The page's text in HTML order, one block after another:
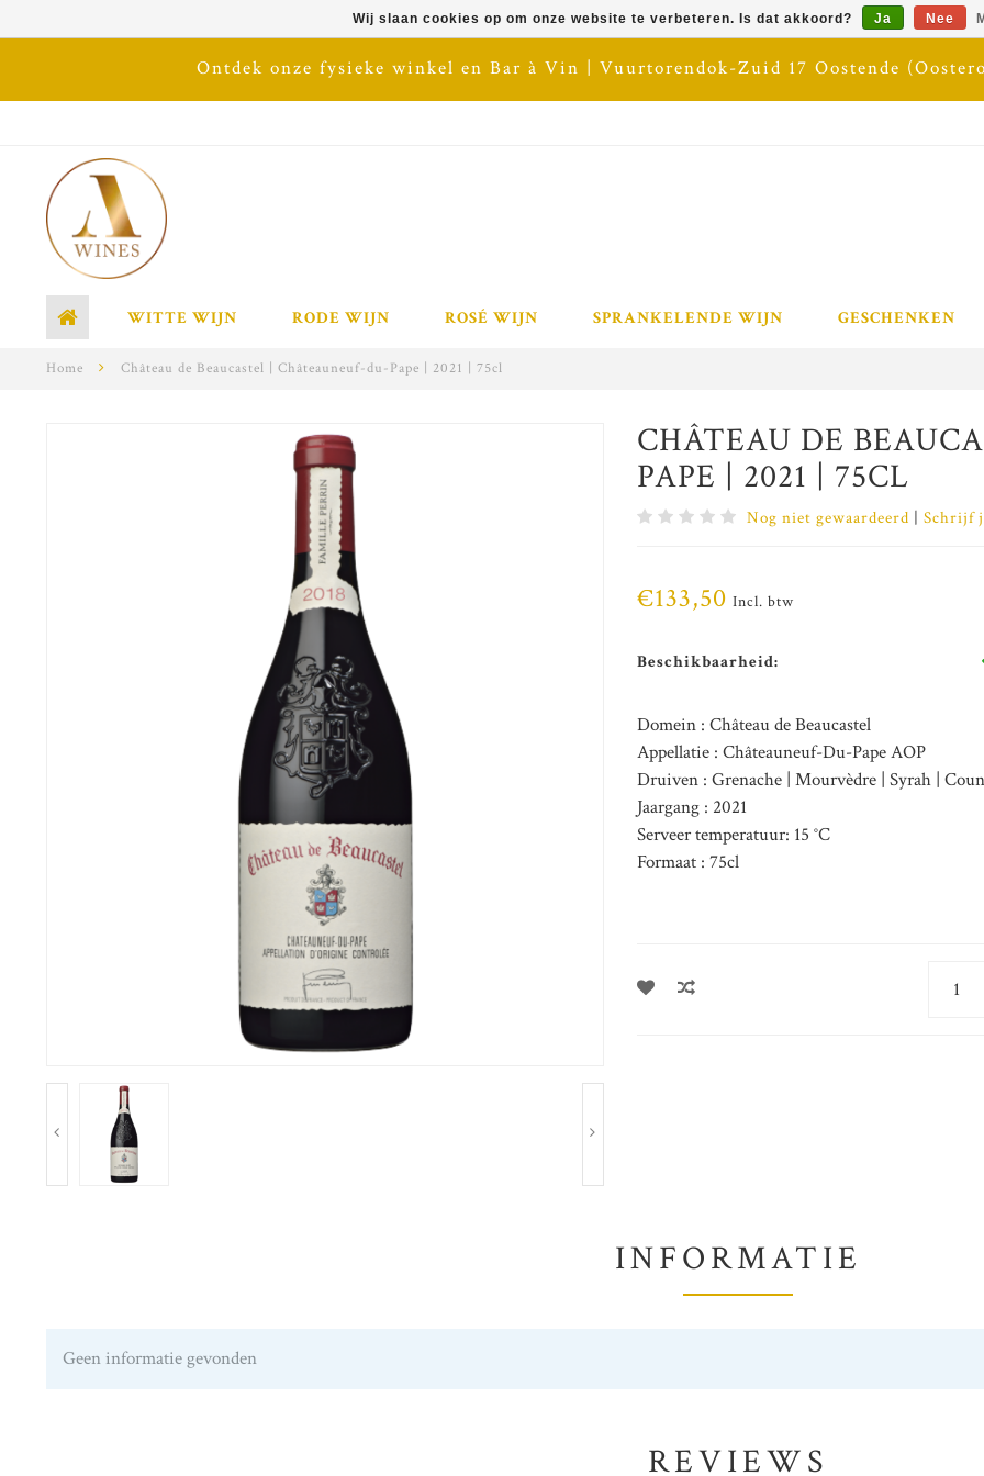
Ontdek onze fysieke winkel en Bar à Vin | Vuurtorendok-Zuid 17 Oostende
WITTE WIJN RODE WIJN ROSÉ WIJN SPRANKELENDE WIJN GESCHENKEN
Home Château de Beaucastel | Châteauneuf-du-Pape | 2021 | 75cl
CHÂTEAU DE
PAPE | 2021 | 75CL
Nog niet gewaardeerd | Schrijf
€133,50 Incl. btw
Beschikbaarheid:
Domein : Château de Beaucastel
Appellatie : Châteauneuf-Du-Pape AOP
Druiven : Grenache | Mourvèdre | Syrah |
Jaargang : 2021
Serveer temperatuur: 15 °C
Formaat : 75cl
INFORMATIE
Geen informatie gevonden
REVIEWS
Wij slaan cookies op om onze website te verbeteren. Is dat akkoord? Ja Nee